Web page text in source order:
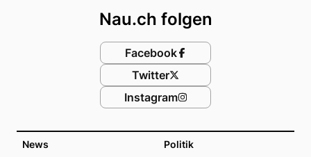
News Politik
Nau.ch folgen
Facebook
Twitter
Instagram